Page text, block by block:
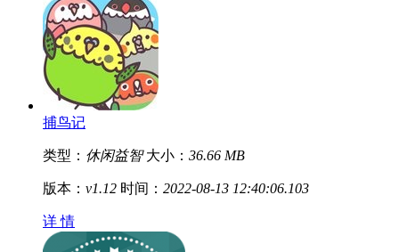
捕鸟记
类型： 休闲益智 大小： 36.66 MB
版本： v1.12 时间： 2022-08-13 12:40:06.103
详 情